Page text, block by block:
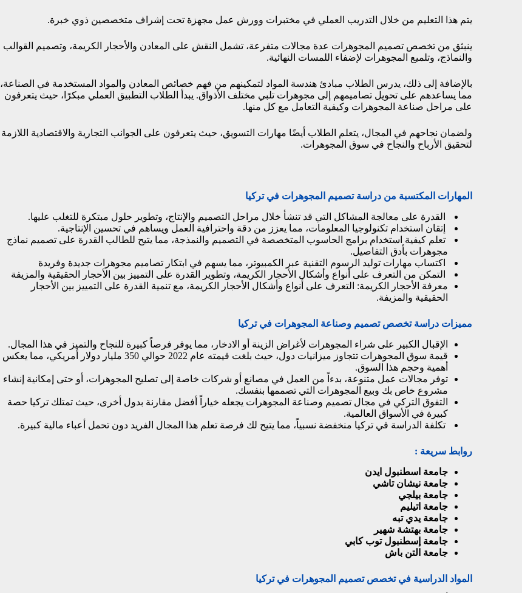
يتم هذا التعليم من خلال التدريب العملي في مختبرات وورش عمل مجهزة تحت إشراف متخصصين ذوي خبرة.
ينبثق من تخصص تصميم المجوهرات عدة مجالات متفرعة، تشمل النقش على المعادن والأحجار الكريمة، وتصميم القوالب
والنماذج، وتلميع المجوهرات لإضفاء اللمسات النهائية.
بالإضافة إلى ذلك، يدرس الطلاب مبادئ هندسة المواد لتمكينهم من فهم خصائص المعادن والمواد المستخدمة في الصناعة،
مما يساعدهم على تحويل تصاميمهم إلى مجوهرات تلبي مختلف الأذواق. يبدأ الطلاب التطبيق العملي مبكرًا، حيث يتعرفون
على مراحل صناعة المجوهرات وكيفية التعامل مع كل منها.
ولضمان نجاحهم في المجال، يتعلم الطلاب أيضًا مهارات التسويق، حيث يتعرفون على الجوانب التجارية والاقتصادية اللازمة
لتحقيق الأرباح والنجاح في سوق المجوهرات.
المهارات المكتسبة من دراسة تصميم المجوهرات في تركيا
القدرة على معالجة المشاكل التي قد تنشأ خلال مراحل التصميم والإنتاج، وتطوير حلول مبتكرة للتغلب عليها.
إتقان استخدام تكنولوجيا المعلومات، مما يعزز من دقة واحترافية العمل ويساهم في تحسين الإنتاجية.
تعلم كيفية استخدام برامج الحاسوب المتخصصة في التصميم والنمذجة، مما يتيح للطالب القدرة على تصميم نماذج
مجوهرات بأدق التفاصيل.
اكتساب مهارات توليد الرسوم التقنية عبر الكمبيوتر، مما يسهم في ابتكار تصاميم مجوهرات جديدة وفريدة
التمكن من التعرف على أنواع وأشكال الأحجار الكريمة، وتطوير القدرة على التمييز بين الأحجار الحقيقية والمزيفة
معرفة الأحجار الكريمة: التعرف على أنواع وأشكال الأحجار الكريمة، مع تنمية القدرة على التمييز بين الأحجار
الحقيقية والمزيفة.
مميزات دراسة تخصص تصميم وصناعة المجوهرات في تركيا
الإقبال الكبير على شراء المجوهرات لأغراض الزينة أو الادخار، مما يوفر فرصاً كبيرة للنجاح والتميز في هذا المجال.
قيمة سوق المجوهرات تتجاوز ميزانيات دول، حيث بلغت قيمته عام 2022 حوالي 350 مليار دولار أمريكي، مما يعكس
أهمية وحجم هذا السوق.
توفر مجالات عمل متنوعة، بدءاً من العمل في مصانع أو شركات خاصة إلى تصليح المجوهرات، أو حتى إمكانية إنشاء
مشروع خاص بك وبيع المجوهرات التي تصممها بنفسك.
التفوق التركي في مجال تصميم وصناعة المجوهرات يجعله خياراً أفضل مقارنة بدول أخرى، حيث تمتلك تركيا حصة
كبيرة في الأسواق العالمية.
تكلفة الدراسة في تركيا منخفضة نسبياً، مما يتيح لك فرصة تعلم هذا المجال الفريد دون تحمل أعباء مالية كبيرة.
روابط سريعة :
جامعة اسطنبول ايدن
جامعة نيشان تاشي
جامعة بيلجي
جامعة اتيليم
جامعة يدي تبه
جامعة بهتشة شهير
جامعة إسطنبول توب كابي
جامعة التن باش
المواد الدراسية في تخصص تصميم المجوهرات في تركيا